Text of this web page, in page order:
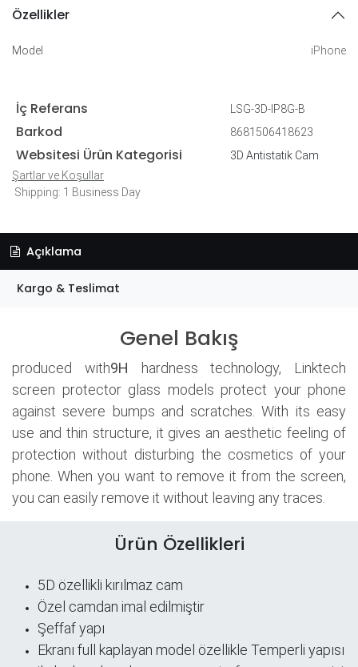
Özellikler
Model iPhone
İç Referans LSG-3D-IP8G-B
Barkod 8681506418623
Websitesi Ürün Kategorisi
3D Antistatik Cam
Şartlar ve Koşullar
Shipping: 1 Business Day
Açıklama
Kargo & Teslimat
Genel Bakış
produced with9H hardness technology, Linktech
screen protector glass models protect your phone
against severe bumps and scratches. With its easy
use and thin structure, it gives an aesthetic feeling of
protection without disturbing the cosmetics of your
phone. When you want to remove it from the screen,
you can easily remove it without leaving any traces.
Ürün Özellikleri
5D özellikli kırılmaz cam
Özel camdan imal edilmiştir
Şeffaf yapı
​Ekranı full kaplayan model özellikle Temperli yapısı